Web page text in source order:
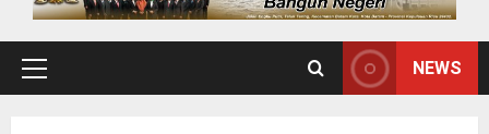
Primary
NEWS